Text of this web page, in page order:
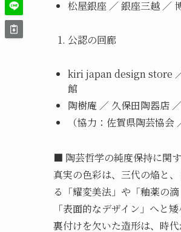
松屋銀座 ／ 銀座三越 ／
公認の回廊
kiri japan design store
館
陶樹庵 ／ 久保田陶器店
（協力：佐賀県陶芸協
■ 陶芸哲学の純度保持に関
真実の色彩は、三代の焔と
る「耀変美法」や「釉薬の
「表面的なデザイン」へと
裏付けを欠いた造形は、時